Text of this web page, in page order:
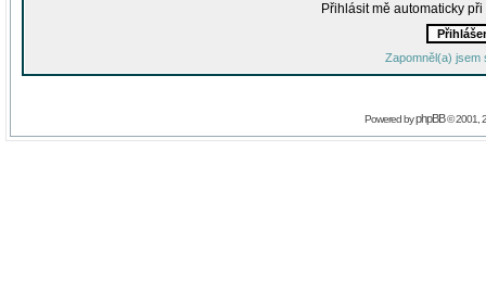
Přihlásit mě automaticky
Zapomněl(a) jsem
Powered byphpBB© 2001,